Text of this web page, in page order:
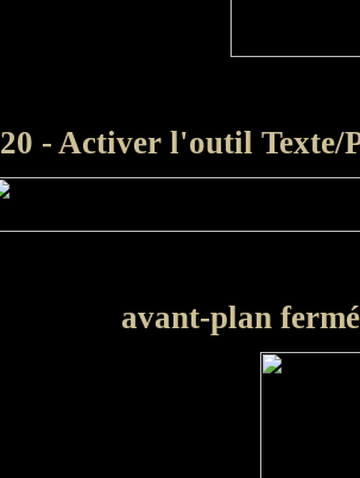
20 - Activer l'outil
avant-plan